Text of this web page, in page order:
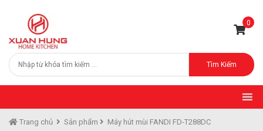
0
Tìm Kiếm
Trang chủ Sản phẩm Máy hút mùi FANDI FD-T288DC